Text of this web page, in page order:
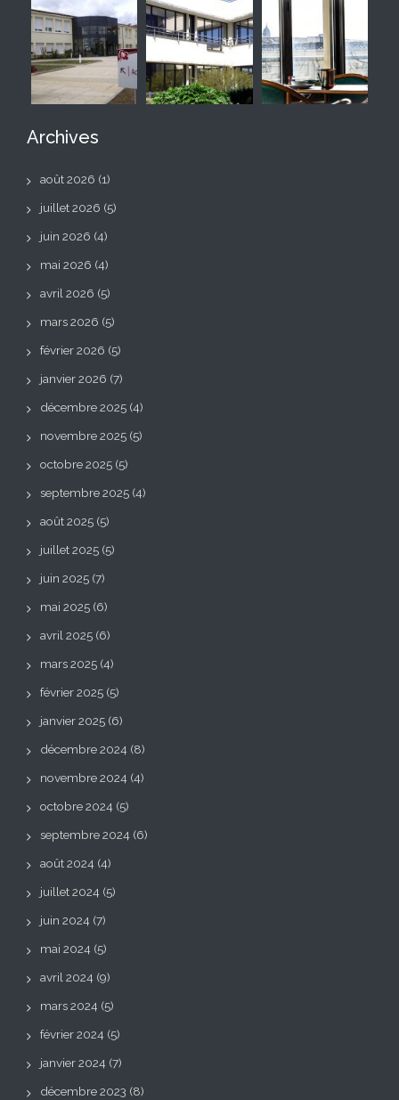
Archives
août 2026 (1)
juillet 2026 (5)
juin 2026 (4)
mai 2026 (4)
avril 2026 (5)
mars 2026 (5)
février 2026 (5)
janvier 2026 (7)
décembre 2025 (4)
novembre 2025 (5)
octobre 2025 (5)
septembre 2025 (4)
août 2025 (5)
juillet 2025 (5)
juin 2025 (7)
mai 2025 (6)
avril 2025 (6)
mars 2025 (4)
février 2025 (5)
janvier 2025 (6)
décembre 2024 (8)
novembre 2024 (4)
octobre 2024 (5)
septembre 2024 (6)
août 2024 (4)
juillet 2024 (5)
juin 2024 (7)
mai 2024 (5)
avril 2024 (9)
mars 2024 (5)
février 2024 (5)
janvier 2024 (7)
décembre 2023 (8)